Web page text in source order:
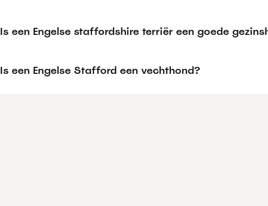
Is een Engelse staffordshire terriër een goede
Is een Engelse Stafford een vechthond?